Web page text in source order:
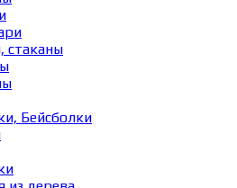
стаканы
Бейсболки